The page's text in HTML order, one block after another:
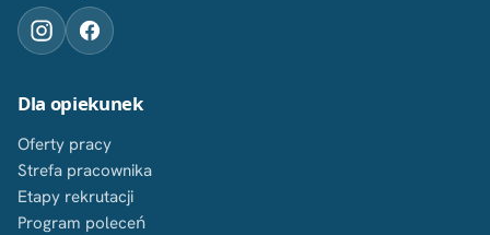
Dla opiekunek
Oferty pracy
Strefa pracownika
Etapy rekrutacji
Program poleceń